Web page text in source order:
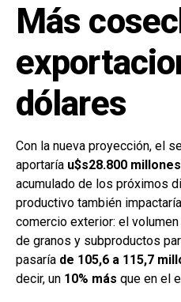
Más
dólares
Con la nueva proyección, el
aportaría u$s28.800 millones
acumulado de los próximos
productivo también
comercio exterior: el
de granos y subproductos
pasaría de 105,6 a 115,7
decir, un 10% más que en el